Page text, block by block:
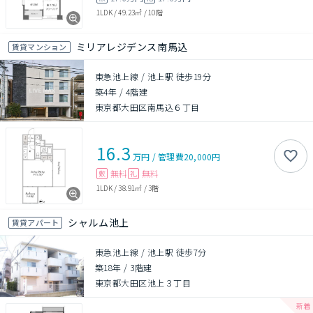
1LDK/49.23㎡ / 10階
賃貸マンション ミリアレジデンス南馬込
東急池上線 / 池上駅 徒歩19分
築4年 / 4階建
東京都大田区南馬込６丁目
16.3 万円 /管理費20,000円
敷 無料 礼 無料
1LDK/38.91㎡ /3階
賃貸アパート シャルム池上
東急池上線 / 池上駅 徒歩7分
築18年 / 3階建
東京都大田区池上３丁目